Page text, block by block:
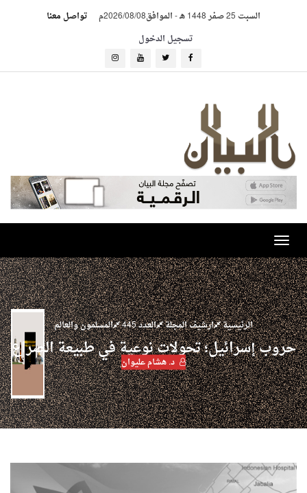
السبت 25 صفر 1448 هـ -الموافق2026/08/08م
تواصل معنا
تسجيل الدخول
Toggle
navigation
الرئيسية ارشيف المجلة العدد 445 المسلمون والعالم
حروب إسرائيل؛ تحولات نوعية في طبيعة الصراع
د. هشام عليوان